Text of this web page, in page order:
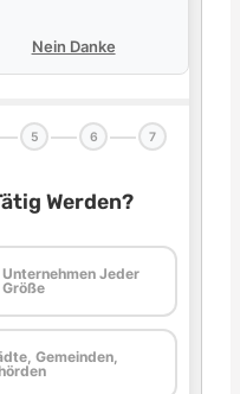
Nein Danke
5 6 7
Werden?
Unternehmen Jeder
Größe
Gemeinden,